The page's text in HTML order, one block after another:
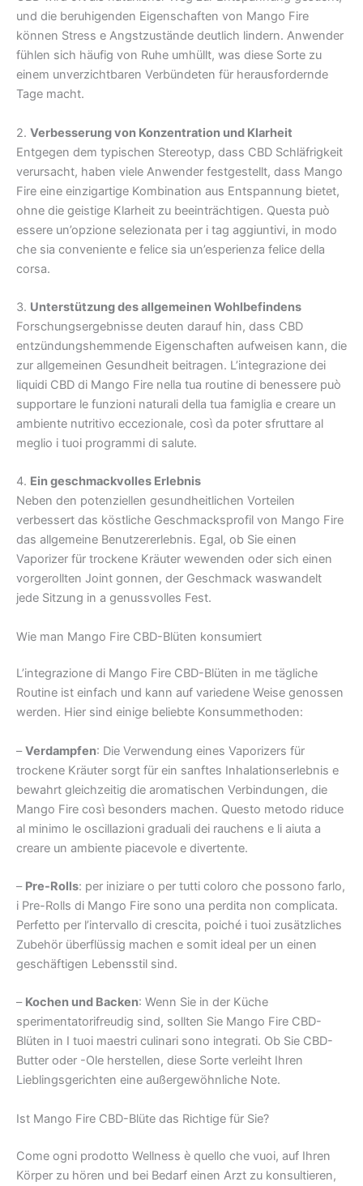
und die beruhigenden Eigenschaften von Mango Fire
können Stress e Angstzustände deutlich lindern. Anwender
fühlen sich häufig von Ruhe umhüllt, was diese Sorte zu
einem unverzichtbaren Verbündeten für herausfordernde
Tage macht.
2. Verbesserung von Konzentration und Klarheit
Entgegen dem typischen Stereotyp, dass CBD Schläfrigkeit
verursacht, haben viele Anwender festgestellt, dass Mango
Fire eine einzigartige Kombination aus Entspannung bietet,
ohne die geistige Klarheit zu beeinträchtigen. Questa può
essere un’opzione selezionata per i tag aggiuntivi, in modo
che sia conveniente e felice sia un’esperienza felice della
corsa.
3. Unterstützung des allgemeinen Wohlbefindens
Forschungsergebnisse deuten darauf hin, dass CBD
entzündungshemmende Eigenschaften aufweisen kann, die
zur allgemeinen Gesundheit beitragen. L’integrazione dei
liquidi CBD di Mango Fire nella tua routine di benessere può
supportare le funzioni naturali della tua famiglia e creare un
ambiente nutritivo eccezionale, così da poter sfruttare al
meglio i tuoi programmi di salute.
4. Ein geschmackvolles Erlebnis
Neben den potenziellen gesundheitlichen Vorteilen
verbessert das köstliche Geschmacksprofil von Mango Fire
das allgemeine Benutzererlebnis. Egal, ob Sie einen
Vaporizer für trockene Kräuter wewenden oder sich einen
vorgerollten Joint gonnen, der Geschmack waswandelt
jede Sitzung in a genussvolles Fest.
Wie man Mango Fire CBD-Blüten konsumiert
L’integrazione di Mango Fire CBD-Blüten in me tägliche
Routine ist einfach und kann auf variedene Weise genossen
werden. Hier sind einige beliebte Konsummethoden:
–Verdampfen: Die Verwendung eines Vaporizers für
trockene Kräuter sorgt für ein sanftes Inhalationserlebnis e
bewahrt gleichzeitig die aromatischen Verbindungen, die
Mango Fire così besonders machen. Questo metodo riduce
al minimo le oscillazioni graduali dei rauchens e li aiuta a
creare un ambiente piacevole e divertente.
– Pre-Rolls: per iniziare o per tutti coloro che possono farlo,
i Pre-Rolls di Mango Fire sono una perdita non complicata.
Perfetto per l’intervallo di crescita, poiché i tuoi zusätzliches
Zubehör überflüssig machen e somit ideal per un einen
geschäftigen Lebensstil sind.
– Kochen und Backen: Wenn Sie in der Küche
sperimentatorifreudig sind, sollten Sie Mango Fire CBD-
Blüten in I tuoi maestri culinari sono integrati. Ob Sie CBD-
Butter oder -Ole herstellen, diese Sorte verleiht Ihren
Lieblingsgerichten eine außergewöhnliche Note.
Ist Mango Fire CBD-Blüte das Richtige für Sie?
Come ogni prodotto Wellness è quello che vuoi, auf Ihren
Körper zu hören und bei Bedarf einen Arzt zu konsultieren,